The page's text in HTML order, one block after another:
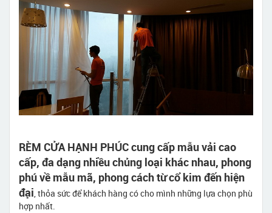
RÈM CỬA HẠNH PHÚC cung cấp mẫu vải cao
cấp, đa dạng nhiều chủng loại khác nhau, phong
phú về mẫu mã, phong cách từ cổ kim đến hiện
đại, thỏa sức để khách hàng có cho mình những lựa chọn phù
hợp nhất.